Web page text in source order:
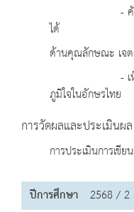
- คัดลายมือ
ได้
ด้านคุณลักษณะ เจ
- เห็นความ
ภูมิใจในอักษรไทย
การวัดผลและประเมินผล
การประเมินการเขี
ปีการศึกษา 2568 / 2